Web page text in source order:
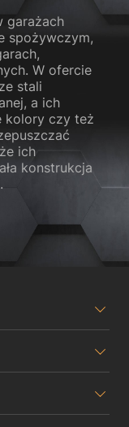
garażach
spożywczym,
W ofercie
stali
a ich
kolory czy też
ich
konstrukcja